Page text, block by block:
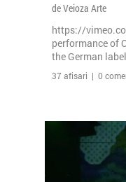
de Veioza Arte
https://
performance of
the German
37 afisari | 0